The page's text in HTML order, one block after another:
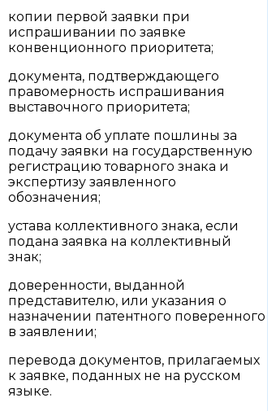
копии первой заявки при
испрашивании по заявке
конвенционного приоритета;
документа, подтверждающего
правомерность испрашивания
выставочного приоритета;
документа об уплате пошлины за
подачу заявки на государственную
регистрацию товарного знака и
экспертизу заявленного
обозначения;
устава коллективного знака, если
подана заявка на коллективный
знак;
доверенности, выданной
представителю, или указания о
назначении патентного поверенного
в заявлении;
перевода документов, прилагаемых
к заявке, поданных не на русском
языке.